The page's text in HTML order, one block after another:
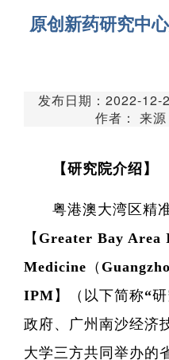
原创新药研究中
发布日期：2022-12-
作者： 来源
【研究院介绍】
粤港澳大湾区精
【Greater Bay
Medicine（
IPM】（以下简称“
政府、广州南沙经济
大学三方共同举办的